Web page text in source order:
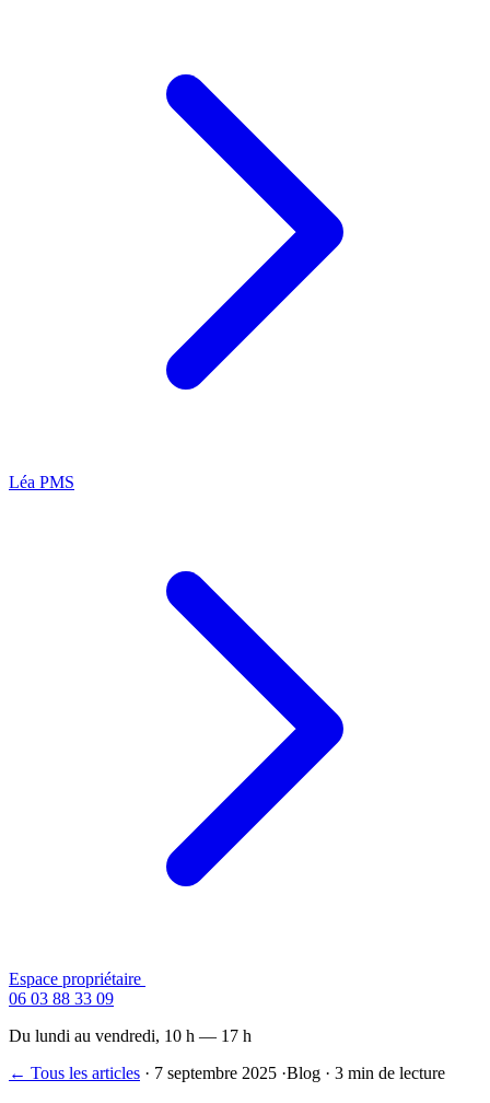
Léa PMS
Espace propriétaire
06 03 88 33 09
Du lundi au vendredi, 10 h — 17 h
← Tous les articles · 7 septembre 2025 ·Blog · 3 min de lecture